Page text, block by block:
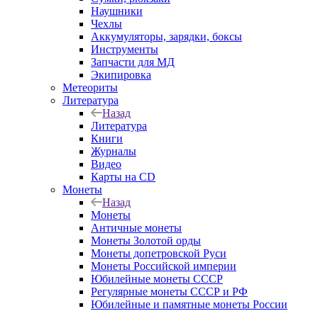
Наушники
Чехлы
Аккумуляторы, зарядки, боксы
Инструменты
Запчасти для МД
Экипировка
Метеориты
Литература
Назад
Литература
Книги
Журналы
Видео
Карты на CD
Монеты
Назад
Монеты
Античные монеты
Монеты Золотой орды
Монеты допетровской Руси
Монеты Российской империи
Юбилейные монеты СССР
Регулярные монеты СССР и РФ
Юбилейные и памятные монеты России